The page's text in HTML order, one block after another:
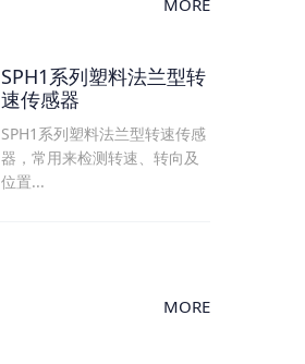
SPH1系列塑料法兰型转
速传感器
SPH1系列塑料法兰型转速传感
器，常用来检测转速、转向及
位置...
MORE